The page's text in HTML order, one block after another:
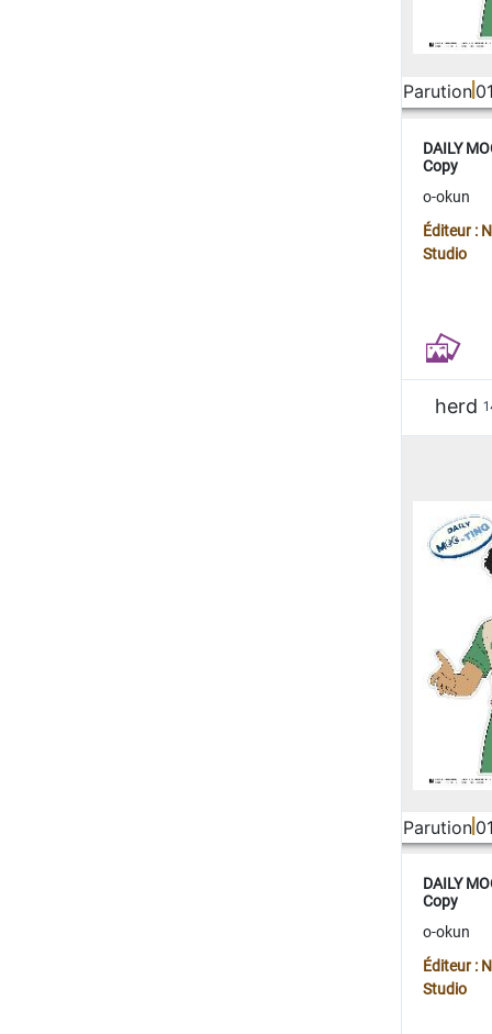
Parution
DAILY
Copy
o-okun
Éditeur :
Studio
herd
Parution
DAILY
Copy
o-okun
Éditeur :
Studio